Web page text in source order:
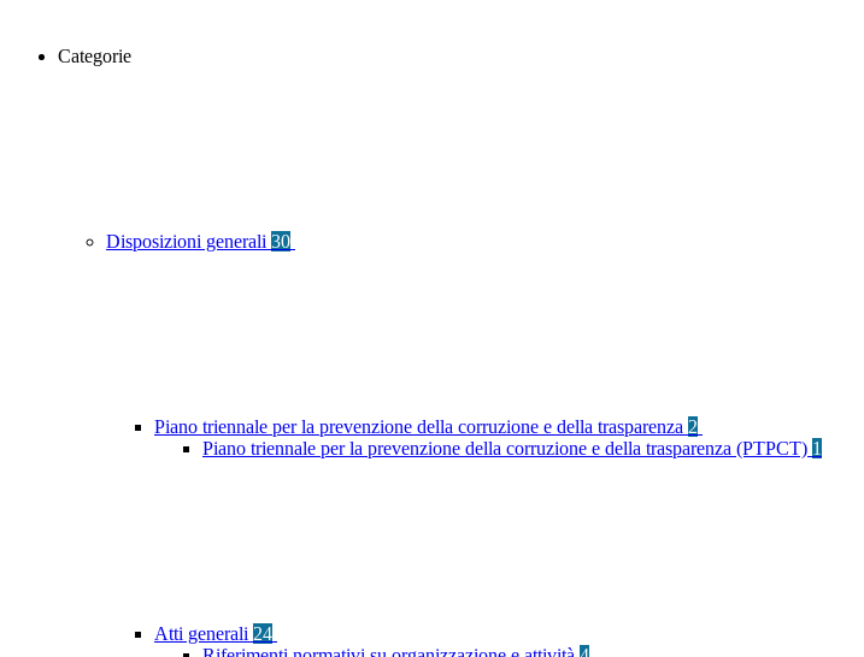
Categorie
Disposizioni generali 30
Piano triennale per la prevenzione della corruzione e della trasparenza 2
Piano triennale per la prevenzione della corruzione e della trasparenza (PTPCT) 1
Atti generali 24